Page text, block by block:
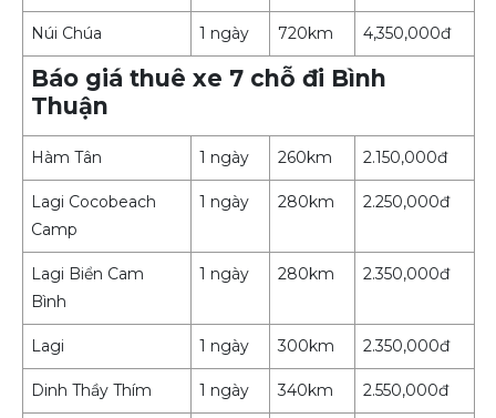
Núi Chúa 1 ngày 720km 4,350,000đ
Báo giá thuê xe 7 chỗ đi Bình
Thuận
Hàm Tân 1 ngày 260km 2.150,000đ
Lagi Cocobeach
Camp
1 ngày 280km 2.250,000đ
Lagi Biển Cam
Bình
1 ngày 280km 2.350,000đ
Lagi 1 ngày 300km 2.350,000đ
Dinh Thầy Thím 1 ngày 340km 2.550,000đ